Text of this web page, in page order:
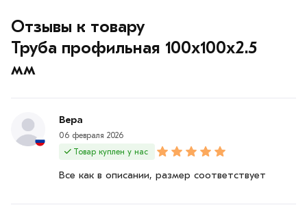
Отзывы к товару
Труба профильная 100х100х2.5
мм
Вера
06 февраля 2026
Товар куплен у нас
Все как в описании, размер соответствует